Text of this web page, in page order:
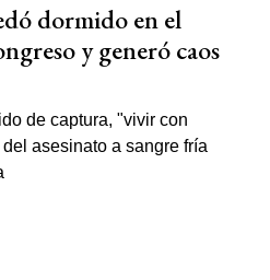
dormido en el
y generó caos